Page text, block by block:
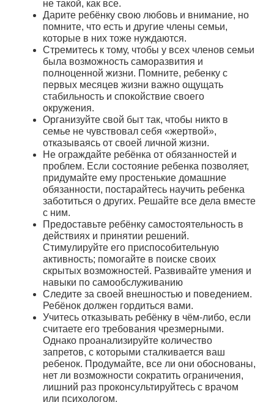
не такой, как все.
Дарите ребёнку свою любовь и внимание, но
помните, что есть и другие члены семьи,
которые в них тоже нуждаются.
Стремитесь к тому, чтобы у всех членов семьи
была возможность саморазвития и
полноценной жизни. Помните, ребенку с
первых месяцев жизни важно ощущать
стабильность и спокойствие своего
окружения.
Организуйте свой быт так, чтобы никто в
семье не чувствовал себя «жертвой»,
отказываясь от своей личной жизни.
Не ограждайте ребёнка от обязанностей и
проблем. Если состояние ребенка позволяет,
придумайте ему простенькие домашние
обязанности, постарайтесь научить ребенка
заботиться о других. Решайте все дела вместе
с ним.
Предоставьте ребёнку самостоятельность в
действиях и принятии решений.
Стимулируйте его приспособительную
активность; помогайте в поиске своих
скрытых возможностей. Развивайте умения и
навыки по самообслуживанию
Следите за своей внешностью и поведением.
Ребёнок должен гордиться вами.
Учитесь отказывать ребёнку в чём-либо, если
считаете его требования чрезмерными.
Однако проанализируйте количество
запретов, с которыми сталкивается ваш
ребенок. Продумайте, все ли они обоснованы,
нет ли возможности сократить ограничения,
лишний раз проконсультируйтесь с врачом
или психологом.